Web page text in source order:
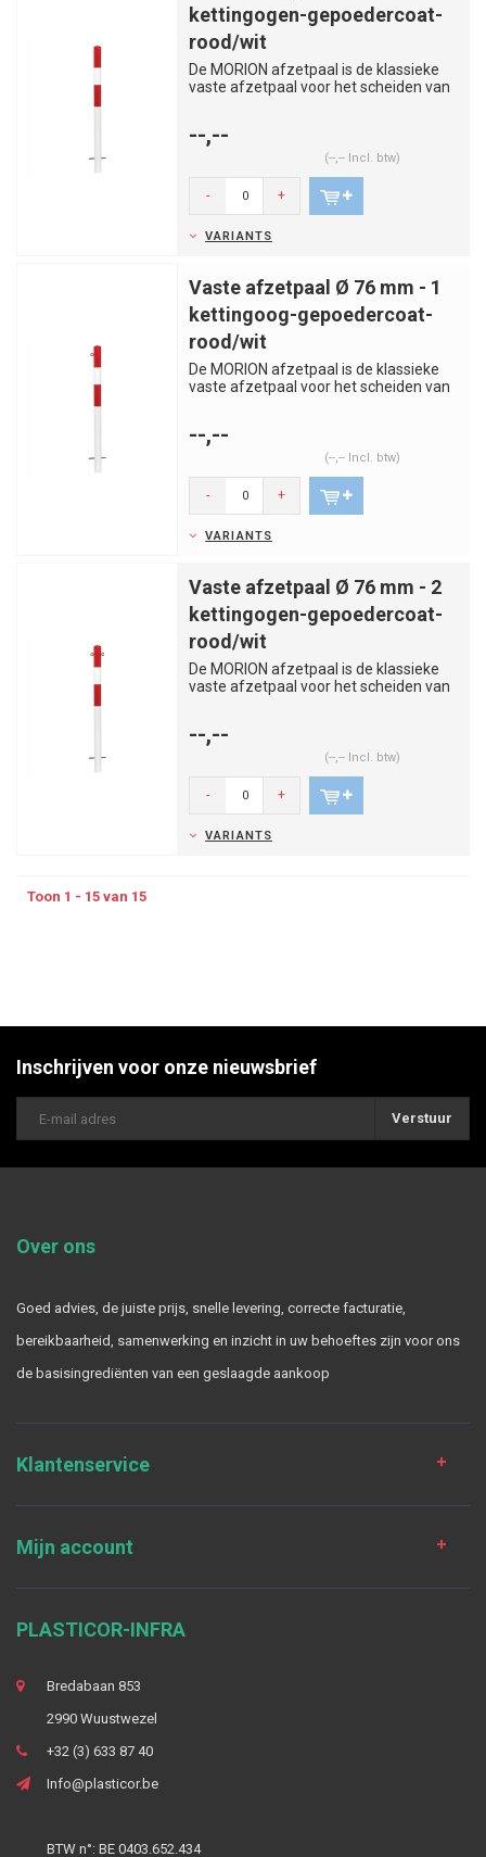
kettingogen-gepoedercoat-
rood/wit
De MORION afzetpaal is de klassieke
vaste afzetpaal voor het scheiden van
--,--
(--,-- Incl. btw)
- +
VARIANTS
Vaste afzetpaal Ø 76 mm - 1
kettingoog-gepoedercoat-
rood/wit
De MORION afzetpaal is de klassieke
vaste afzetpaal voor het scheiden van
--,--
(--,-- Incl. btw)
- +
VARIANTS
Vaste afzetpaal Ø 76 mm - 2
kettingogen-gepoedercoat-
rood/wit
De MORION afzetpaal is de klassieke
vaste afzetpaal voor het scheiden van
--,--
(--,-- Incl. btw)
- +
VARIANTS
Toon 1 - 15 van 15
Inschrijven voor onze nieuwsbrief
Verstuur
Over ons
Goed advies, de juiste prijs, snelle levering, correcte facturatie,
bereikbaarheid, samenwerking en inzicht in uw behoeftes zijn voor ons
de basisingrediënten van een geslaagde aankoop
Klantenservice
Mijn account
PLASTICOR-INFRA
Bredabaan 853
2990 Wuustwezel
+32 (3) 633 87 40
Info@plasticor.be
BTW n°: BE 0403.652.434